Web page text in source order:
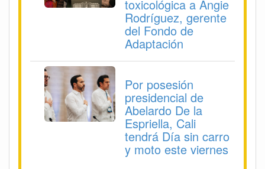
toxicológica a Angie
Rodríguez, gerente
del Fondo de
Adaptación
Por posesión
presidencial de
Abelardo De la
Espriella, Cali
tendrá Día sin carro
y moto este viernes